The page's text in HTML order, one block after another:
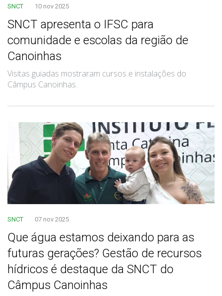
SNCT 10 nov 2025
SNCT apresenta o IFSC para
comunidade e escolas da região de
Canoinhas
Visitas guiadas mostraram cursos e instalações do
Câmpus Canoinhas.
SNCT 07 nov 2025
Que água estamos deixando para as
futuras gerações? Gestão de recursos
hídricos é destaque da SNCT do
Câmpus Canoinhas